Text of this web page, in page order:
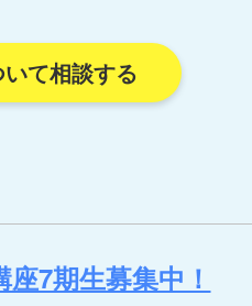
て相談する
7期生募集中！